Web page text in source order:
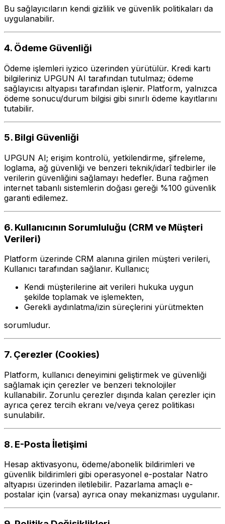
Bu sağlayıcıların kendi gizlilik ve güvenlik politikaları da
uygulanabilir.
4. Ödeme Güvenliği
Ödeme işlemleri iyzico üzerinden yürütülür. Kredi kartı
bilgileriniz UPGUN AI tarafından tutulmaz; ödeme
sağlayıcısı altyapısı tarafından işlenir. Platform, yalnızca
ödeme sonucu/durum bilgisi gibi sınırlı ödeme kayıtlarını
tutabilir.
5. Bilgi Güvenliği
UPGUN AI; erişim kontrolü, yetkilendirme, şifreleme,
loglama, ağ güvenliği ve benzeri teknik/idarî tedbirler ile
verilerin güvenliğini sağlamayı hedefler. Buna rağmen
internet tabanlı sistemlerin doğası gereği %100 güvenlik
garanti edilemez.
6. Kullanıcının Sorumluluğu (CRM ve Müşteri
Verileri)
Platform üzerinde CRM alanına girilen müşteri verileri,
Kullanıcı tarafından sağlanır. Kullanıcı;
Kendi müşterilerine ait verileri hukuka uygun
şekilde toplamak ve işlemekten,
Gerekli aydınlatma/izin süreçlerini yürütmekten
sorumludur.
7. Çerezler (Cookies)
Platform, kullanıcı deneyimini geliştirmek ve güvenliği
sağlamak için çerezler ve benzeri teknolojiler
kullanabilir. Zorunlu çerezler dışında kalan çerezler için
ayrıca çerez tercih ekranı ve/veya çerez politikası
sunulabilir.
8. E-Posta İletişimi
Hesap aktivasyonu, ödeme/abonelik bildirimleri ve
güvenlik bildirimleri gibi operasyonel e-postalar Natro
altyapısı üzerinden iletilebilir. Pazarlama amaçlı e-
postalar için (varsa) ayrıca onay mekanizması uygulanır.